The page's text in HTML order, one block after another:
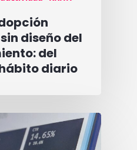
diseño del
del
diario